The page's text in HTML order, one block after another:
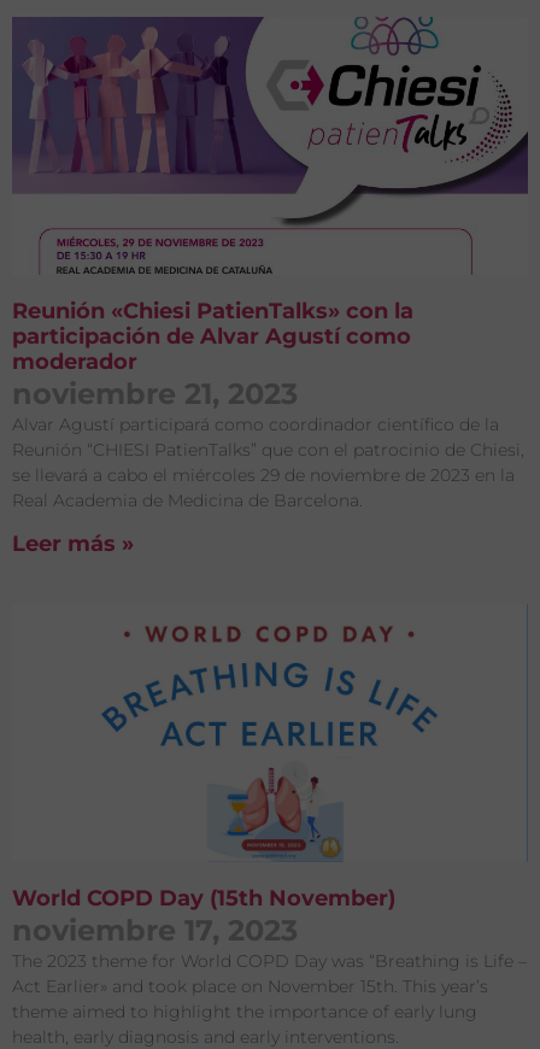
Reunión «Chiesi PatienTalks» con la
participación de Alvar Agustí como
moderador
noviembre 21, 2023
Alvar Agustí participará como coordinador científico de la
Reunión “CHIESI PatienTalks” que con el patrocinio de Chiesi,
se llevará a cabo el miércoles 29 de noviembre de 2023 en la
Real Academia de Medicina de Barcelona.
Leer más »
World COPD Day (15th November)
noviembre 17, 2023
The 2023 theme for World COPD Day was “Breathing is Life –
Act Earlier» and took place on November 15th. This year’s
theme aimed to highlight the importance of early lung
health, early diagnosis and early interventions.